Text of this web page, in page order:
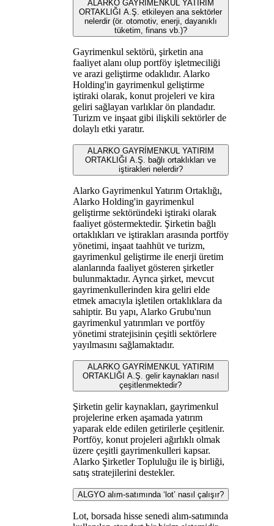
ALARKO GAYRİMENKUL YATIRIM
ORTAKLIĞI A.Ş. etkileyen ana sektörler
nelerdir (ör. otomotiv, enerji, dayanıklı
tüketim, finans vb.)?
Gayrimenkul sektörü, şirketin ana
faaliyet alanı olup portföy işletmeciliği
ve arazi geliştirme odaklıdır. Alarko
Holding'in gayrimenkul geliştirme
iştiraki olarak, konut projeleri ve kira
geliri sağlayan varlıklar ön plandadır.
Turizm ve inşaat gibi ilişkili sektörler de
dolaylı etki yaratır.
ALARKO GAYRİMENKUL YATIRIM
ORTAKLIĞI A.Ş. bağlı ortaklıkları ve
iştirakleri nelerdir?
Alarko Gayrimenkul Yatırım Ortaklığı,
Alarko Holding'in gayrimenkul
geliştirme sektöründeki iştiraki olarak
faaliyet göstermektedir. Şirketin bağlı
ortaklıkları ve iştirakları arasında portföy
yönetimi, inşaat taahhüt ve turizm,
gayrimenkul geliştirme ile enerji üretim
alanlarında faaliyet gösteren şirketler
bulunmaktadır. Ayrıca şirket, mevcut
gayrimenkullerinden kira geliri elde
etmek amacıyla işletilen ortaklıklara da
sahiptir. Bu yapı, Alarko Grubu'nun
gayrimenkul yatırımları ve portföy
yönetimi stratejisinin çeşitli sektörlere
yayılmasını sağlamaktadır.
ALARKO GAYRİMENKUL YATIRIM
ORTAKLIĞI A.Ş. gelir kaynakları nasıl
çeşitlenmektedir?
Şirketin gelir kaynakları, gayrimenkul
projelerine erken aşamada yatırım
yaparak elde edilen getirilerle çeşitlenir.
Portföy, konut projeleri ağırlıklı olmak
üzere çeşitli gayrimenkulleri kapsar.
Alarko Şirketler Topluluğu ile iş birliği,
satış stratejilerini destekler.
ALGYO alım-satımında ‘lot’ nasıl çalışır?
Lot, borsada hisse senedi alım-satımında